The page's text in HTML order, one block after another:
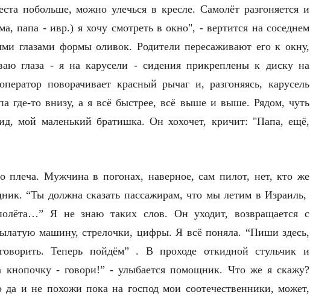
побольше, можно улечься в кресле. Самолёт разгоняется и
папа - ивр.) я хочу смотреть в окно", - вертится на соседнем
глазами формы оливок. Родители пересаживают его к окну,
глаза - я на карусели - сидения прикреплены к диску на
поворачивает красный рычаг и, разгоняясь, карусель
где-то внизу, а я всё быстрее, всё выше и выше. Рядом, чуть
мой маленький братишка. Он хохочет, кричит: "Папа, ещё,
плеча. Мужчина в погонах, наверное, сам пилот, нет, кто же
“Ты должна сказать пассажирам, что мы летим в Израиль,
Я не знаю таких слов. Он уходит, возвращается с
машину, стрелочки, цифры. Я всё поняла. “Пиши здесь,
Теперь пойдём” . В проходе откидной стульчик и
кнопочку - говори!” - улыбается помощник. Что же я скажу?
да и не похожи пока на господ мои соотечественники, может,